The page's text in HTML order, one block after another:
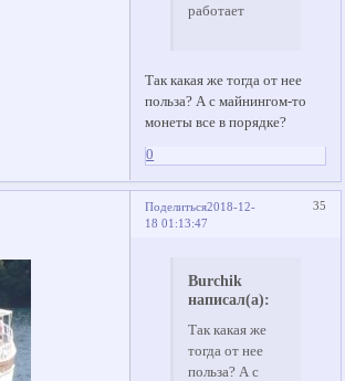
работает
Так какая же тогда от нее
польза? А с майнингом-то
монеты все в порядке?
0
Поделиться 35
2018-12-
18 01:13:47
Burchik
написал(а):
Так какая же
тогда от нее
польза? А с